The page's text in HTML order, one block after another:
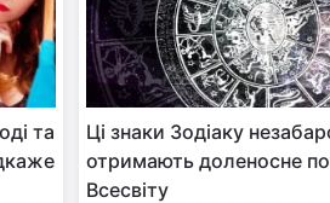
та
Ці знаки Зодіаку
отримають доленосне
Всесвіту